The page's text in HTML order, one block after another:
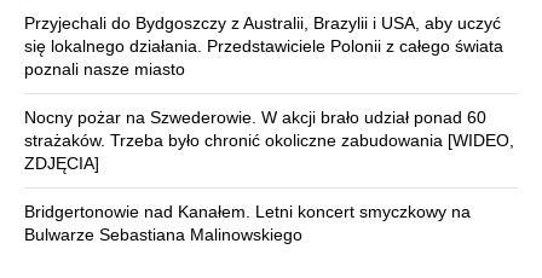
Przyjechali do Bydgoszczy z Australii, Brazylii i USA, aby uczyć
się lokalnego działania. Przedstawiciele Polonii z całego świata
poznali nasze miasto
Nocny pożar na Szwederowie. W akcji brało udział ponad 60
strażaków. Trzeba było chronić okoliczne zabudowania [WIDEO,
ZDJĘCIA]
Bridgertonowie nad Kanałem. Letni koncert smyczkowy na
Bulwarze Sebastiana Malinowskiego